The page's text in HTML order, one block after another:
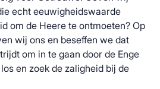
echt eeuwigheidswaarde
om de Heere te ontmoeten? Op
wij ons en beseffen we dat
om in te gaan door de Enge
en zoek de zaligheid bij de